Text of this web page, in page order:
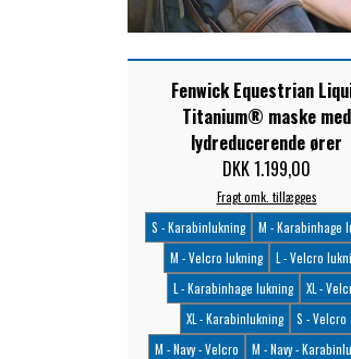
Fenwick Equestrian
Titanium® maske med
lydreducerende ører
DKK 1.199,00
Fragt omk. tillægges
S - Karabinlukning
M - Karabinhage
M - Velcro lukning
L - Velcro
L - Karabinhage lukning
XL -
XL - Karabinlukning
S - Velcro
M - Navy - Velcro
M - Navy -